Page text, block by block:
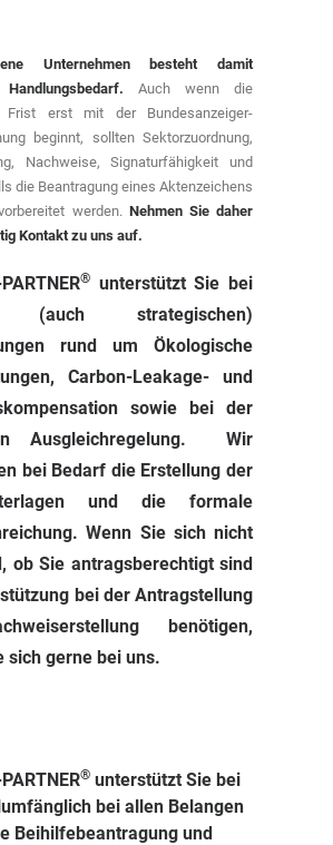
Unternehmen besteht damit
Auch wenn die
Frist erst mit der Bundesanzeiger-
beginnt, sollten Sektorzuordnung,
Nachweise, Signaturfähigkeit und
die Beantragung eines Aktenzeichens
werden. Nehmen Sie daher
Kontakt zu uns auf.
® unterstützt Sie bei
(auch strategischen)
rund um Ökologische
Carbon-Leakage- und
sowie bei der
Ausgleichregelung. Wir
bei Bedarf die Erstellung der
und die formale
Wenn Sie sich nicht
ob Sie antragsberechtigt sind
bei der Antragstellung
benötigen,
sich gerne bei uns.
® unterstützt Sie bei
bei allen Belangen
Beihilfebeantragung und